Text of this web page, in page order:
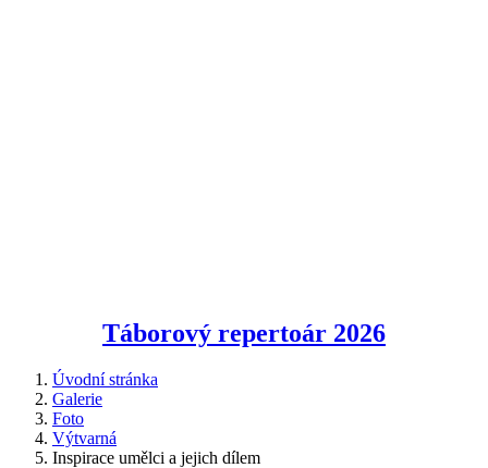
Táborový repertoár 2026
Úvodní stránka
Galerie
Foto
Výtvarná
Inspirace umělci a jejich dílem